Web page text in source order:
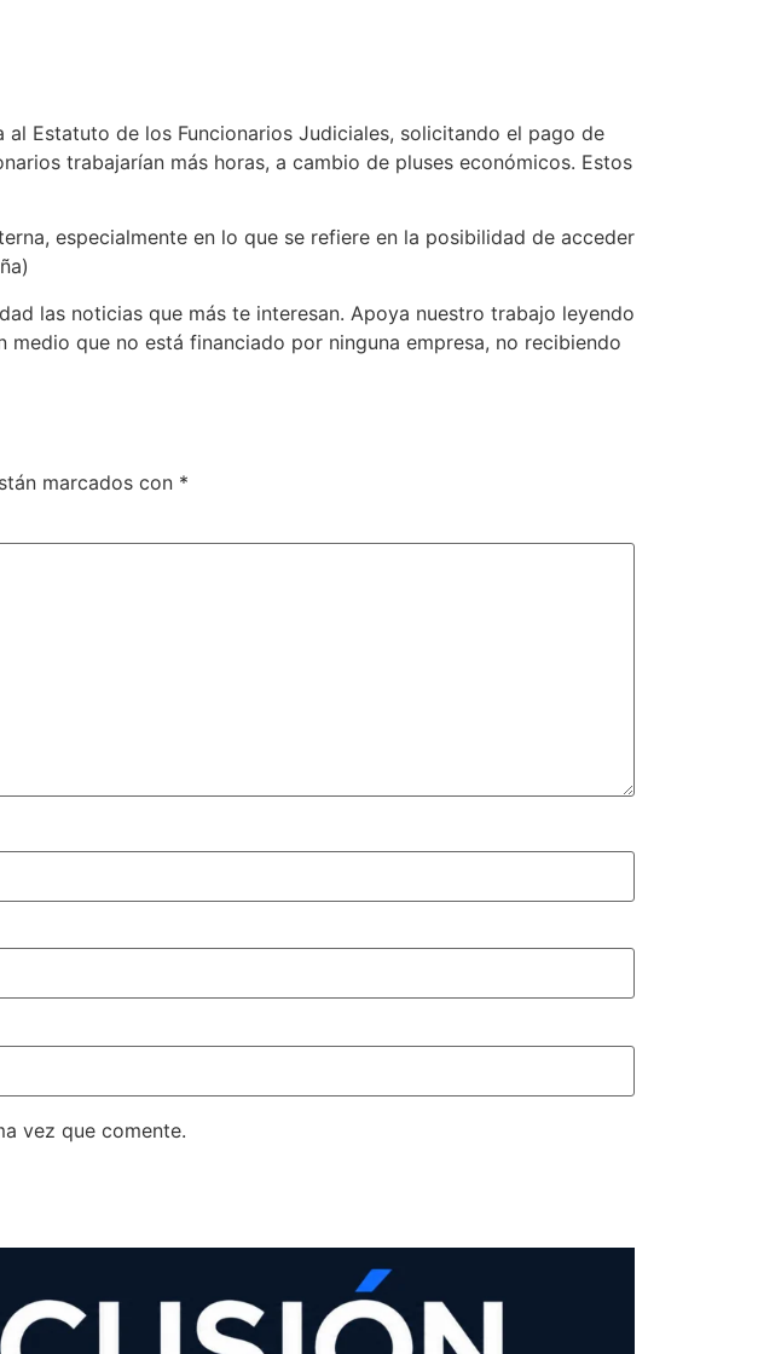
Estatuto de los Funcionarios Judiciales, solicitando el pago de
trabajarían más horas, a cambio de pluses económicos. Estos
especialmente en lo que se refiere en la posibilidad de acceder
las noticias que más te interesan. Apoya nuestro trabajo leyendo
que no está financiado por ninguna empresa, no recibiendo
marcados con *
vez que comente.